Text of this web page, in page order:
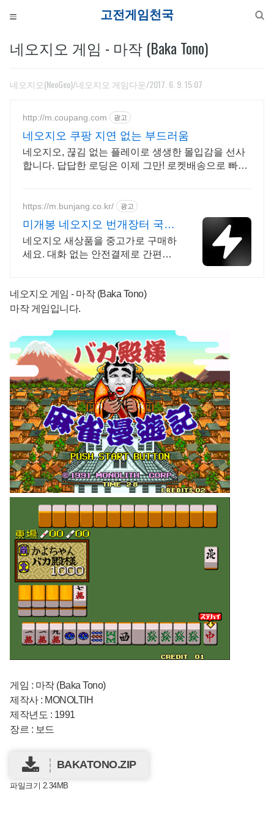
네오지오 게임 - 마작 (Baka Tono)
네오지오(NeoGeo)/네오지오 게임다운/2017. 6. 9. 15:07
http://m.coupang.com 광고
네오지오 쿠팡 지연 없는 부드러움
네오지오, 끊김 없는 플레이로 생생한 몰입감을 선사
합니다. 답답한 로딩은 이제 그만! 로켓배송으로 빠르
https://m.bunjang.co.kr/ 광고
미개봉 네오지오 번개장터 국내
최대 브랜드 중고거래
네오지오 새상품을 중고가로 구매하
세요. 대화 없는 안전결제로 간편하
상품 업로드
네오지오 게임 - 마작 (Baka Tono)
마작 게임입니다.
게임 : 마작 (Baka Tono)
제작사 : MONOLTIH
제작년도 : 1991
장르 : 보드
BAKATONO.ZIP
파일크기 2.34MB